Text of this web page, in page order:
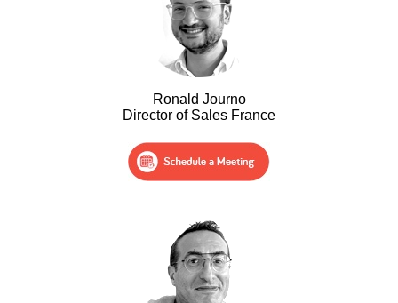
Ronald Journo
Director of Sales France